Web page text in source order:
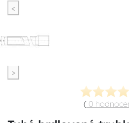
<
>
( 0